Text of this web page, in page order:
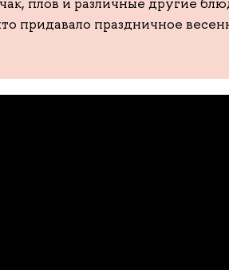
придавало праздничное